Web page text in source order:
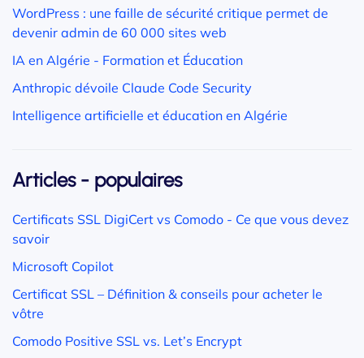
WordPress : une faille de sécurité critique permet de
devenir admin de 60 000 sites web
IA en Algérie - Formation et Éducation
Anthropic dévoile Claude Code Security
Intelligence artificielle et éducation en Algérie
Articles - populaires
Certificats SSL DigiCert vs Comodo - Ce que vous devez
savoir
Microsoft Copilot
Certificat SSL – Définition & conseils pour acheter le
vôtre
Comodo Positive SSL vs. Let’s Encrypt